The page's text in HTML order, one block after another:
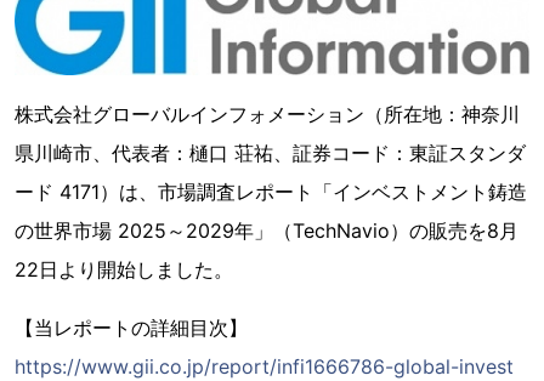
株式会社グローバルインフォメーション（所在地：神奈川
県川崎市、代表者：樋口 荘祐、証券コード：東証スタンダ
ード 4171）は、市場調査レポート「インベストメント鋳造
の世界市場 2025～2029年」（TechNavio）の販売を8月
22日より開始しました。
【当レポートの詳細目次】
https://www.gii.co.jp/report/infi1666786-global-invest